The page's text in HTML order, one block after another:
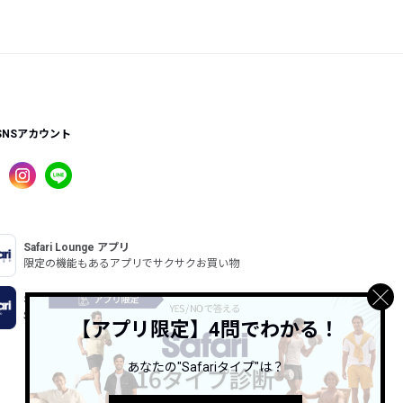
アカウント
Safari Lounge アプリ
限定の機能もあるアプリでサクサクお買い物
Safari Online
Safari公式ウェブマガジン
【アプリ限定】4問でわかる！
あなたの"Safariタイプ"は？